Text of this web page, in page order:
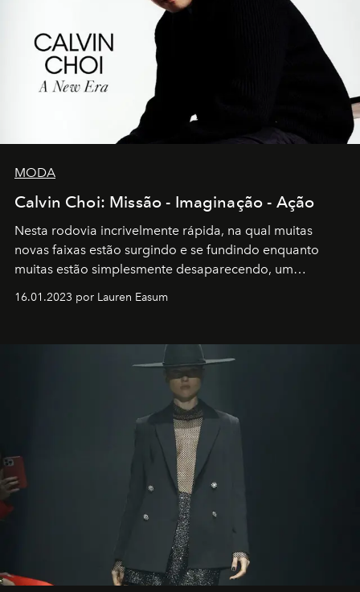
MODA
Calvin Choi: Missão - Imaginação - Ação
Nesta rodovia incrivelmente rápida, na qual muitas
novas faixas estão surgindo e se fundindo enquanto
muitas estão simplesmente desaparecendo, um
transportador AMTD abrindo caminho para muitos
por propósitos, com um claro senso de missão na vida e
16.01.2023 por Lauren Easum